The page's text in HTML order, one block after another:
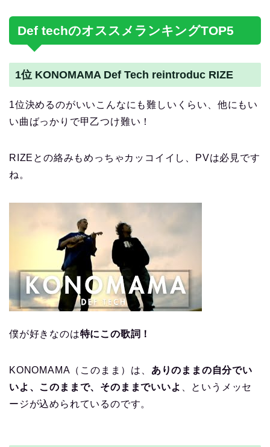
Def techのオススメランキングTOP5
1位 KONOMAMA Def Tech reintroduc RIZE
1位決めるのがいいこんなにも難しいくらい、他にもい
い曲ばっかりで甲乙つけ難い！
RIZEとの絡みもめっちゃカッコイイし、PVは必見です
ね。
僕が好きなのは特にこの歌詞！
KONOMAMA（このまま）は、 ありのままの自分でい
いよ、このままで、そのままでいいよ
、というメッセ
ージが込められているのです。